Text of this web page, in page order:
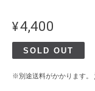
¥4,400
SOLD OUT
※別途送料がかかります。